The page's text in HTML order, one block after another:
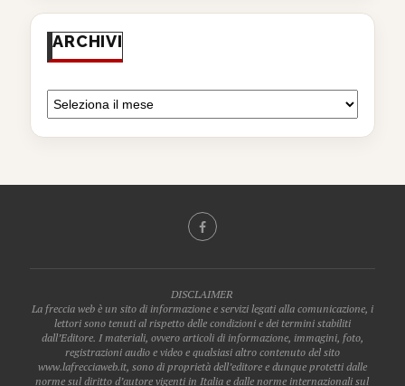
ARCHIVI
DISCLAIMER
La freccia web è un sito di informazione e servizi legati alla comunicazione, i
lettori sono tenuti al rispetto delle condizioni e dei termini stabiliti
dall’Editore. I materiali, ovvero articoli di informazione, immagini, foto,
registrazioni audio e video e qualsiasi altro contenuto del sito
www.lafrecciaweb.it, sono di proprietà dell’editore e dunque protetti dalle
norme sul diritto d’autore vigenti in Italia e dalle norme internazionali sul